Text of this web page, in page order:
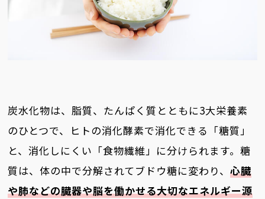
炭水化物は、脂質、たんぱく質とともに3大栄養素
のひとつで、ヒトの消化酵素で消化できる「糖質」
と、消化しにくい「食物繊維」に分けられます。糖
質は、体の中で分解されてブドウ糖に変わり、心臓
や肺などの臓器や脳を働かせる大切なエネルギー源